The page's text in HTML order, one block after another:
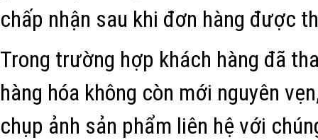
chấp nhận sau khi đơn hàng được
Trong trường hợp khách hàng đã
hàng hóa không còn mới nguyên
chụp ảnh sản phẩm liên hệ với